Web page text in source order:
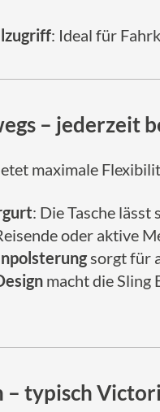
: Ideal für
– jederzeit
maximale
: Die Tasche
oder aktive
sorgt für
macht die Sling
– typisch